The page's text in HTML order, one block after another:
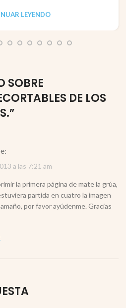
LEYENDO
SOBRE
DE LOS
”
a las 7:21 am
la primera página de mate la grúa,
partida en cuatro la imagen
por favor ayúdenme. Gracias